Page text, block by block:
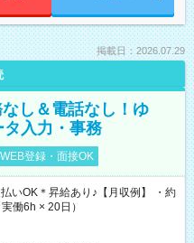
掲載日：2026.07.29
なし＆電話なし！ゆ
入力・事務
WEB登録・面接OK
いOK＊昇給あり♪【月収例】 ・約
働6h × 20日）